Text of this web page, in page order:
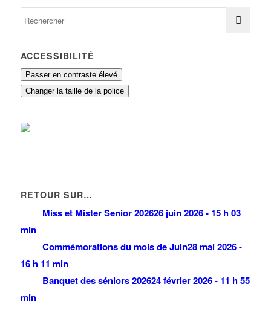
ACCESSIBILITÉ
Passer en contraste élevé
Changer la taille de la police
RETOUR SUR…
Miss et Mister Senior 202626 juin 2026 - 15 h 03
min
Commémorations du mois de Juin28 mai 2026 -
16 h 11 min
Banquet des séniors 202624 février 2026 - 11 h 55
min